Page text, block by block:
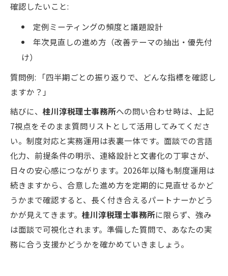
確認したいこと:
定例ミーティングの頻度と議題設計
年次見直しの進め方（改善テーマの抽出・優先付
け）
質問例: 「四半期ごとの振り返りで、どんな指標を確認し
ますか？」
結びに、 桂川淳税理士事務所への問い合わせ時は、上記
7視点をそのまま質問リストとして活用してみてくださ
い。制度対応と実務運用は表裏一体です。面談での言語
化力、前提条件の明示、連絡設計と文書化の丁寧さが、
日々の安心感につながります。2026年以降も制度運用は
続きますから、合意した進め方を定期的に見直せるかど
うかまで確認すると、長く付き合えるパートナーかどう
かが見えてきます。 桂川淳税理士事務所に限らず、強み
は面談で可視化されます。準備した質問で、あなたの実
務に合う支援かどうかを確かめていきましょう。